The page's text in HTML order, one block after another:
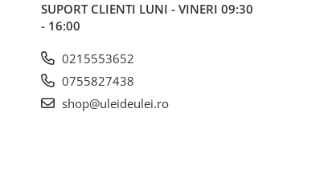
SUPORT CLIENTI LUNI - VINERI 09:30
- 16:00
0215553652
0755827438
shop@uleideulei.ro